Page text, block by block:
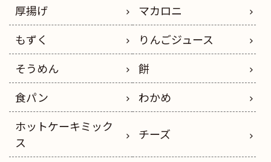
厚揚げ
マカロニ
もずく
りんごジュース
そうめん
餅
食パン
わかめ
ホットケーキミック
ス
チーズ